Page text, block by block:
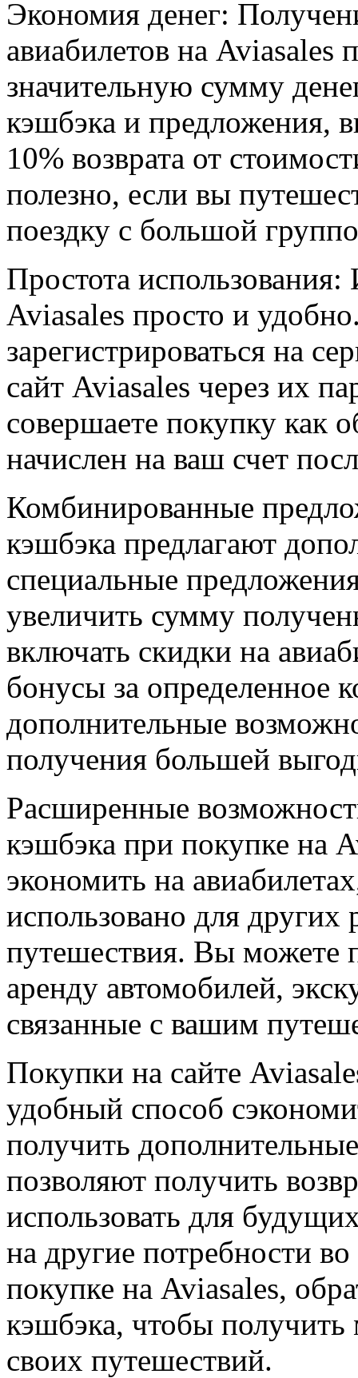
Экономия денег:
авиабилетов на Aviasales
значительную сумму
кэшбэка и предложения,
10% возврата от
полезно, если вы
поездку с большой
Простота
Aviasales просто и
зарегистрироваться на
сайт Aviasales через их
совершаете покупку как
начислен на ваш счет
Комбинированные
кэшбэка предлагают
специальные
увеличить сумму
включать скидки на
бонусы за определенное
дополнительные
получения большей
Расширенные
кэшбэка при покупке на
экономить на
использовано для других
путешествия. Вы можете
аренду автомобилей,
связанные с вашим
Покупки на сайте
удобный способ
получить
позволяют получить
использовать для
на другие потребности
покупке на Aviasales,
кэшбэка, чтобы
своих путешествий.